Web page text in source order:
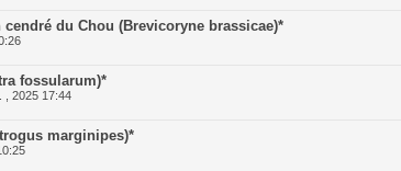
cendré du Chou (Brevicoryne brassicae)*
fossularum)*
, 2025 17:44
marginipes)*